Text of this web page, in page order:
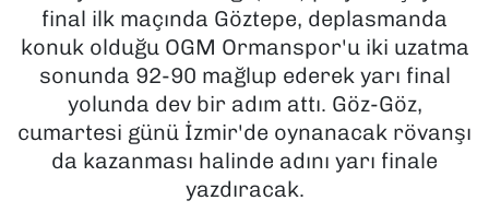
final ilk maçında Göztepe, deplasmanda
konuk olduğu OGM Ormanspor'u iki uzatma
sonunda 92-90 mağlup ederek yarı final
yolunda dev bir adım attı. Göz-Göz,
cumartesi günü İzmir'de oynanacak rövanşı
da kazanması halinde adını yarı finale
yazdıracak.
MAGAZİN
POLİTİKA
SAĞLIK
Haber Arşivi